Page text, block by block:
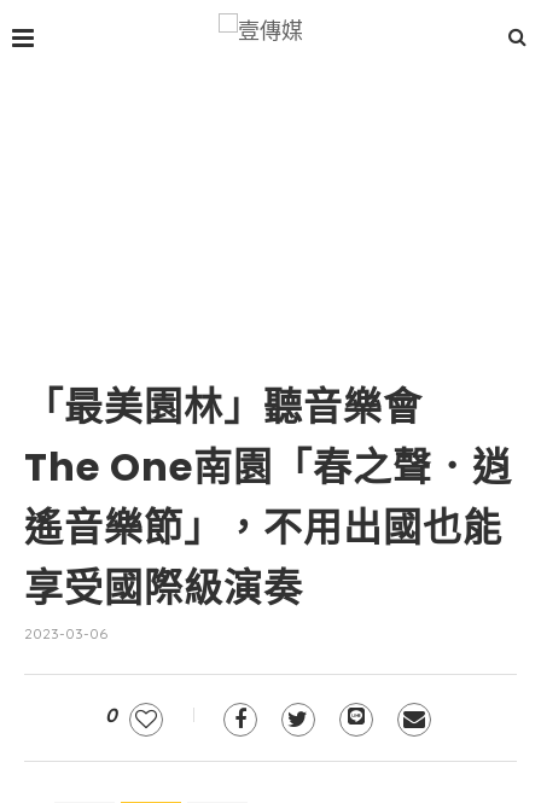
「最美園林」聽音樂會
The One南園「春之聲．逍
遙音樂節」，不用出國也能
享受國際級演奏
2023-03-06
0